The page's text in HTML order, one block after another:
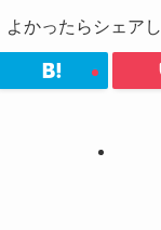
よかったらシェア